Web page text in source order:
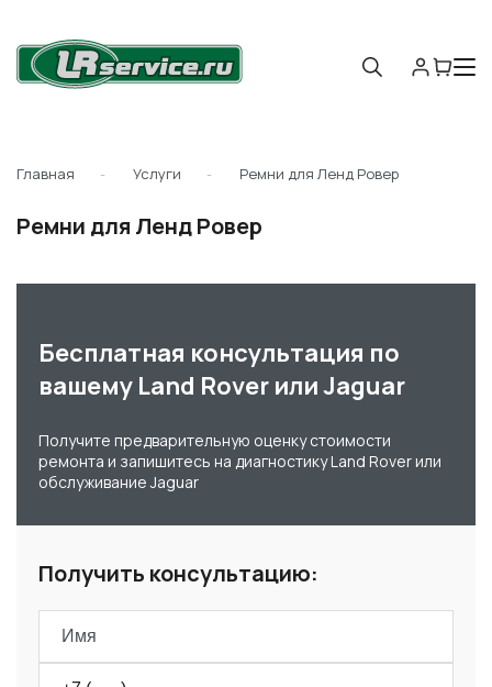
Главная Услуги Ремни для Ленд Ровер
Ремни для Ленд Ровер
Бесплатная консультация по
вашему Land Rover или Jaguar
Получите предварительную оценку стоимости
ремонта и запишитесь на диагностику Land Rover или
обслуживание Jaguar
Получить консультацию: